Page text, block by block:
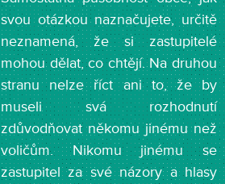
svou otázkou naznačujete, určitě
neznamená, že si zastupitelé
mohou dělat, co chtějí. Na druhou
stranu nelze říct ani to, že by
museli svá rozhodnutí
zdůvodňovat někomu jinému než
voličům. Nikomu jinému se
zastupitel za své názory a hlasy